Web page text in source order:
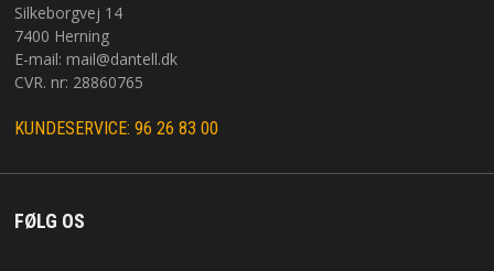
Silkeborgvej 14
7400 Herning
E-mail: mail@dantell.dk
CVR. nr: 28860765
KUNDESERVICE: 96 26 83 00
FØLG OS